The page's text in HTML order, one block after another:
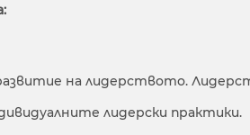
на лидерството.
лидерски практики.